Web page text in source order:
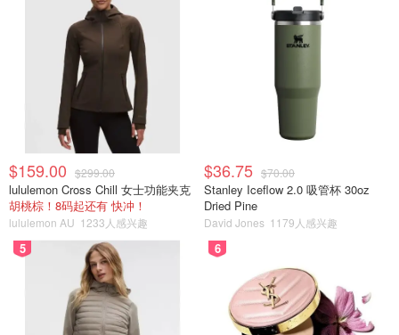
$159.00 $299.00
lululemon Cross Chill 女士功能夹克
胡桃棕！8码起还有 快冲！
lululemon AU 1233人感兴趣
$36.75 $70.00
Stanley Iceflow 2.0 吸管杯 30oz
Dried Pine
David Jones 1179人感兴趣
5 6